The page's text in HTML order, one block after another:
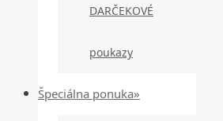
DARČEKOVÉ
poukazy
Špeciálna ponuka»